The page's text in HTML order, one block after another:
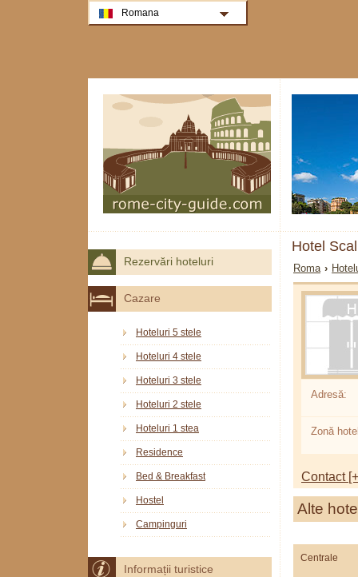
Hotel
Roma ›
Adresă:
Zonă
Contact
Alte
Centrale
Rezervări hoteluri
Cazare
Hoteluri 5 stele
Hoteluri 4 stele
Hoteluri 3 stele
Hoteluri 2 stele
Hoteluri 1 stea
Residence
Bed & Breakfast
Hostel
Campinguri
Informații turistice
Romana